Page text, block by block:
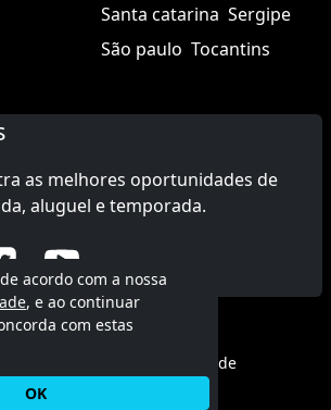
Santa catarina Sergipe
São paulo Tocantins
as melhores oportunidades de
aluguel e temporada.
- 2026 MGF Imóveis.
Política de privacidade
acordo com a nossa
, e ao continuar
com estas
OK